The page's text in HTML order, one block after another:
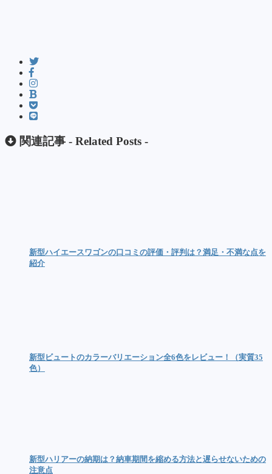
関連記事 - Related Posts -
新型ハイエースワゴンの口コミの評価・評判は？満足・不満な点を
紹介
新型ビュートのカラーバリエーション全6色をレビュー！（実質35
色）
新型ハリアーの納期は？納車期間を縮める方法と遅らせないための
注意点